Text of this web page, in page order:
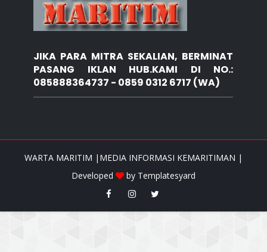
JIKA PARA MITRA SEKALIAN, BERMINAT
PASANG IKLAN HUB.KAMI DI NO.:
085888364737 - 0859 0312 6717 (WA)
WARTA MARITIM |MEDIA INFORMASI KEMARITIMAN |
Developed
by Templatesyard